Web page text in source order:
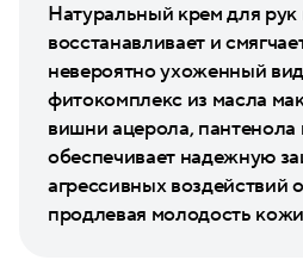
Натуральный крем для рук
восстанавливает и
невероятно ухоженный
фитокомплекс из масла
вишни ацерола, пантенола
обеспечивает надежную
агрессивных
продлевая молодость